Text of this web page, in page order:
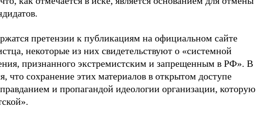
претензии к публикациям на официальном сайте
некоторые из них свидетельствуют о «системной
признанного экстремистским и запрещенным в РФ». В
что сохранение этих материалов в открытом доступе
и пропагандой идеологии организации, которую